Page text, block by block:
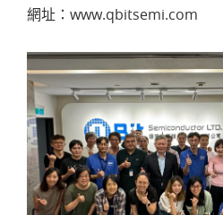
網址：www.qbitsemi.com